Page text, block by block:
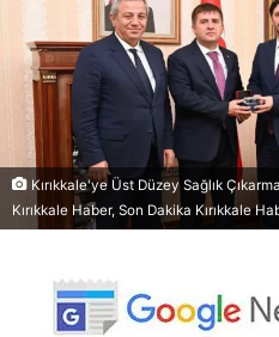
Kırıkkale'ye Üst Düzey Sağlık
Kırıkkale Haber, Son Dakika Kırıkkale